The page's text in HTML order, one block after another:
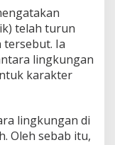
telah turun
Ia
lingkungan
karakter
lingkungan di
Oleh sebab itu,